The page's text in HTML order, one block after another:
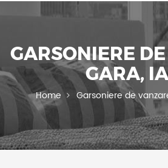
GARSONIERE
GARA,
Home Garsoniere de